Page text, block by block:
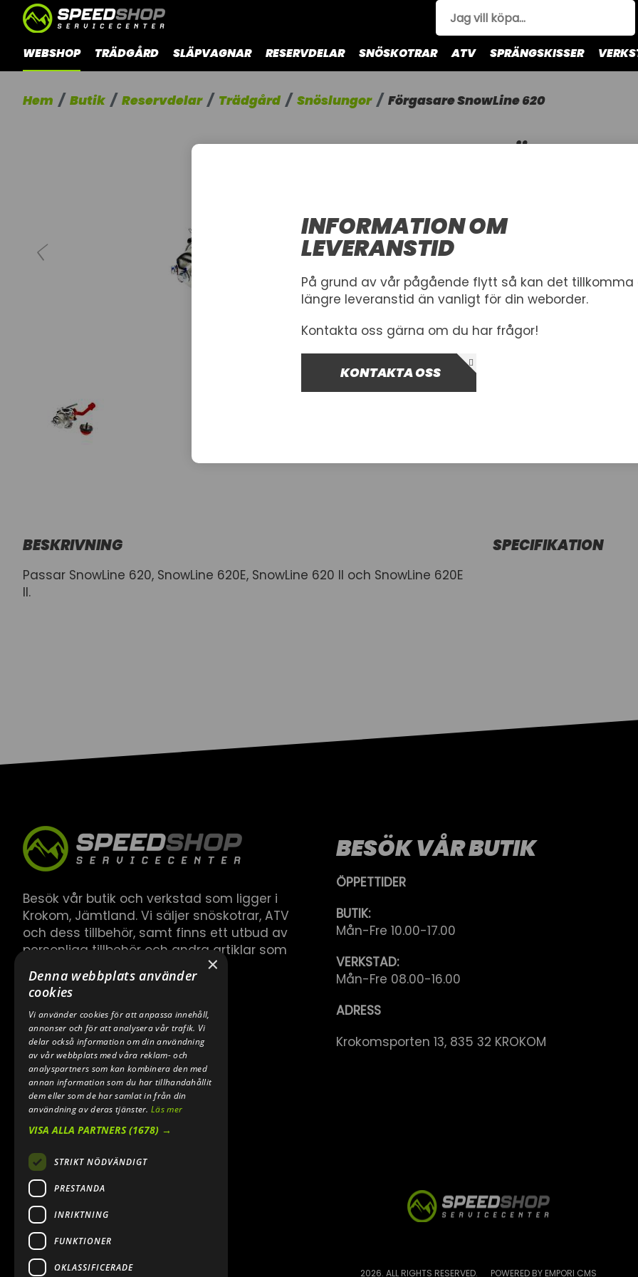
WEBSHOP TRÄDGÅRD SLÄPVAGNAR RESERVDELAR SNÖSKOTRAR ATV SPRÄNGSKISSER
Hem Butik Reservdelar Trädgård Snöslungor Förgasare SnowLine 620
Artnr.
383,00 kr
Inkl. moms
I lager
BESKRIVNING
Passar SnowLine 620, SnowLine 620E, SnowLine 620 II och SnowLine 620E
II.
SPECIFIKATION
Besök vår butik och verkstad som ligger i
Krokom, Jämtland. Vi säljer snöskotrar, ATV
och dess tillbehör, samt finns ett utbud av
personliga tillbehör och andra artiklar som
hör till.
BESÖK VÅR BUTIK
ÖPPETTIDER
BUTIK:
Mån-Fre 10.00-17.00
VERKSTAD:
Mån-Fre 08.00-16.00
ADRESS
Krokomsporten 13, 835 32 KROKOM
2026. ALL RIGHTS RESERVED. POWERED BY EMPORI CMS
INFORMATION OM
LEVERANSTID
På grund av vår pågående flytt så kan det tillkomma
längre leveranstid än vanligt för din weborder.
Kontakta oss gärna om du har frågor!
KONTAKTA OSS
×
Denna webbplats använder
cookies
Vi använder cookies för att anpassa innehåll,
annonser och för att analysera vår trafik. Vi
delar också information om din användning
av vår webbplats med våra reklam- och
analyspartners som kan kombinera den med
annan information som du har tillhandahållit
dem eller som de har samlat in från din
användning av deras tjänster.Läs mer
VISA ALLA PARTNERS(1678) →
STRIKT NÖDVÄNDIGT
PRESTANDA
INRIKTNING
FUNKTIONER
OKLASSIFICERADE